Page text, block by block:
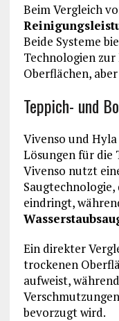
Beim Vergleich
Beide Systeme
Technologien
Oberflächen,
Teppich- und
Vivenso und
Lösungen für die
Vivenso nutzt
eindringt,
Ein direkter
trockenen
aufweist,
bevorzugt wird.